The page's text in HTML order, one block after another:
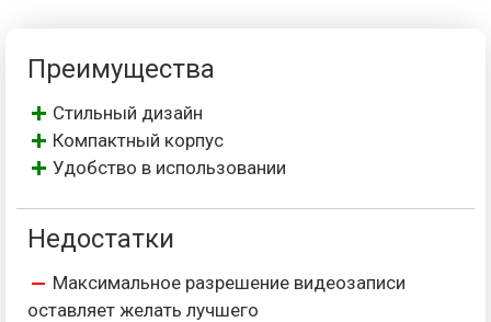
Преимущества
Стильный дизайн
Компактный корпус
Удобство в использовании
Недостатки
Максимальное разрешение видеозаписи
оставляет желать лучшего